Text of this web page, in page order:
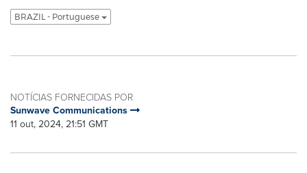
BRAZIL - Portuguese
NOTÍCIAS FORNECIDAS POR
Sunwave Communications
11 out, 2024, 21:51 GMT